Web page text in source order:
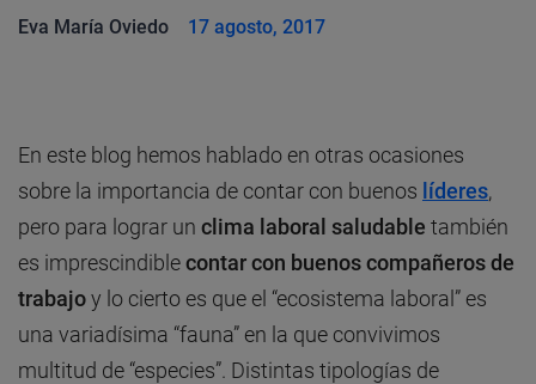
Eva María Oviedo 17 agosto, 2017
En este blog hemos hablado en otras ocasiones
sobre la importancia de contar con buenos líderes,
pero para lograr un clima laboral saludable también
es imprescindiblecontar con buenos compañeros de
trabajoy lo cierto es que el “ecosistema laboral” es
una variadísima “fauna” en la que convivimos
multitud de “especies”. Distintas tipologías de